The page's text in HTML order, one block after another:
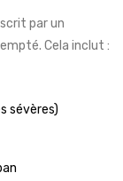
par un
Cela inclut :
sévères)